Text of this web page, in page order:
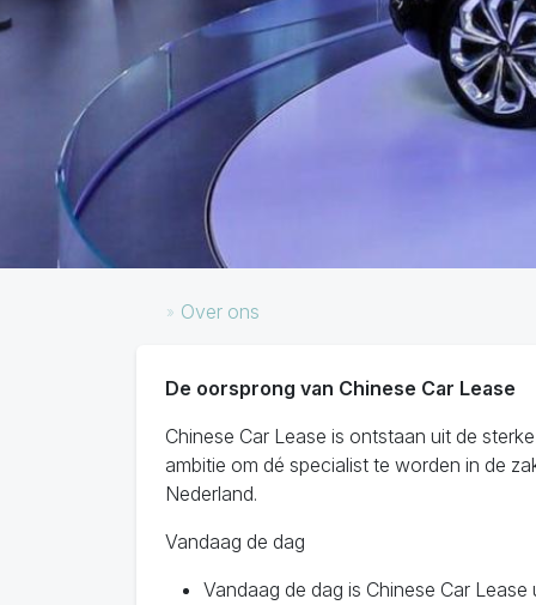
Over ons
De oorsprong van Chinese Car Lease
Chinese Car Lease is ontstaan uit de
ambitie om dé specialist te worden in de
Nederland.
Vandaag de dag
Vandaag de dag is Chinese Car